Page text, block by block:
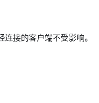
接的客户端不受影响。